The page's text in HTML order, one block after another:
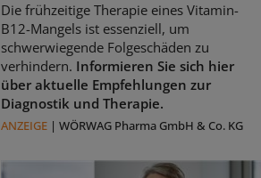
Die frühzeitige Therapie eines Vitamin-
B12-Mangels ist essenziell, um
schwerwiegende Folgeschäden zu
verhindern. Informieren Sie sich hier
über aktuelle Empfehlungen zur
Diagnostik und Therapie.
ANZEIGE |WÖRWAG Pharma GmbH & Co. KG